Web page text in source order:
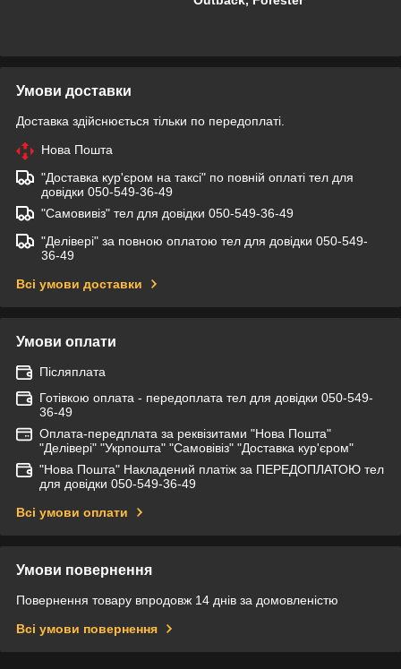
Умови доставки
Доставка здійснюється тільки по передоплаті.
Нова Пошта
"Доставка кур'єром на таксі" по повній оплаті тел для
довідки 050-549-36-49
"Самовивіз" тел для довідки 050-549-36-49
"Делівері" за повною оплатою тел для довідки 050-549-
36-49
Всі умови доставки
Умови оплати
Післяплата
Готівкою оплата - передоплата тел для довідки 050-549-
36-49
Оплата-передплата за реквізитами "Нова Пошта"
"Делівері" "Укрпошта" "Самовівіз" "Доставка кур'єром"
"Нова Пошта" Накладений платіж за ПЕРЕДОПЛАТОЮ тел
для довідки 050-549-36-49
Всі умови оплати
Умови повернення
Повернення товару впродовж 14 днів за домовленістю
Всі умови повернення